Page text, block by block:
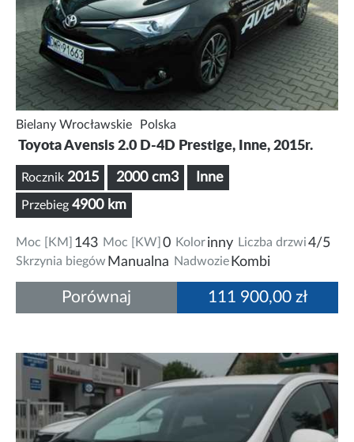
Bielany Wrocławskie Polska
Toyota Avensis 2.0 D-4D Prestige, Inne, 2015r.
Rocznik 2015 2000 cm3 Inne
Przebieg 4900 km
Moc [KM] 143 Moc [KW] 0 Kolorinny Liczba drzwi4/5
Skrzynia biegów Manualna Nadwozie Kombi
111 900,00 zł
Porównaj